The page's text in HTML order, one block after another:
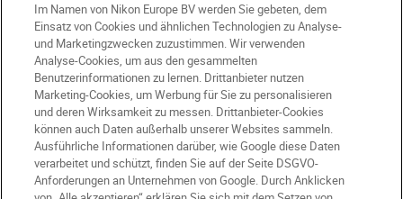
DE Nikon Sites
Kontakt
Datenschutzhinweis
Im Namen von Nikon Europe BV werden Sie gebeten, dem
Einsatz von Cookies und ähnlichen Technologien zu Analyse-
und Marketingzwecken zuzustimmen. Wir verwenden
Analyse-Cookies, um aus den gesammelten
Benutzerinformationen zu lernen. Drittanbieter nutzen
Marketing-Cookies, um Werbung für Sie zu personalisieren
und deren Wirksamkeit zu messen. Drittanbieter-Cookies
können auch Daten außerhalb unserer Websites sammeln.
Ausführliche Informationen darüber, wie Google diese Daten
verarbeitet und schützt, finden Sie auf der Seite DSGVO-
Anforderungen an Unternehmen von Google. Durch Anklicken